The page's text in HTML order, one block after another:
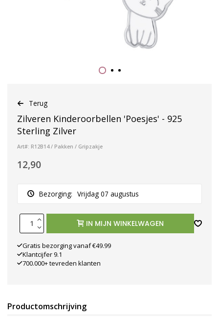
Terug
Zilveren Kinderoorbellen 'Poesjes' - 925
Sterling Zilver
Art#: R12B14 / Pakken / Gripzakje
12,90
Bezorging: Vrijdag 07 augustus
IN MIJN WINKELWAGEN
Gratis bezorging vanaf €49.99
Klantcijfer 9.1
700.000+ tevreden klanten
Productomschrijving